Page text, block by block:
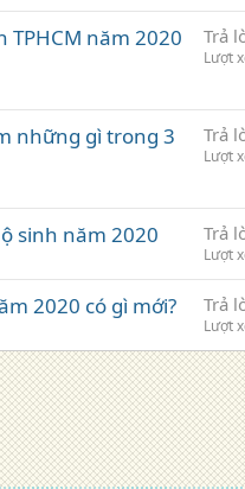
TPHCM năm 2020
Trả
Lượt
những gì trong 3
Trả
Lượt
sinh năm 2020 Trả
Lượt
2020 có gì mới? Trả
Lượt